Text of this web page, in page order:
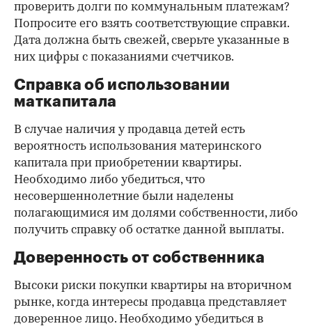
проверить долги по коммунальным платежам?
Попросите его взять соответствующие справки.
Дата должна быть свежей, сверьте указанные в
них цифры с показаниями счетчиков.
Справка об использовании
маткапитала
В случае наличия у продавца детей есть
вероятность использования материнского
капитала при приобретении квартиры.
Необходимо либо убедиться, что
несовершеннолетние были наделены
полагающимися им долями собственности, либо
получить справку об остатке данной выплаты.
Доверенность от собственника
Высоки риски покупки квартиры на вторичном
рынке, когда интересы продавца представляет
доверенное лицо. Необходимо убедиться в